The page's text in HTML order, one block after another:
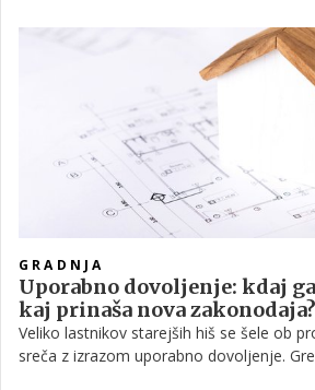
GRADNJA
Uporabno dovoljenje: kdaj
kaj prinaša nova zakonodaja?
Veliko lastnikov starejših hiš se šele ob
sreča z izrazom uporabno dovoljenje.